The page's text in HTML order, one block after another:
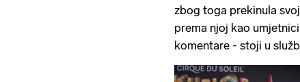
zbog toga prekinula
prema njoj kao
komentare - stoji u